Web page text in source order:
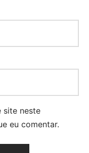
site neste
eu comentar.